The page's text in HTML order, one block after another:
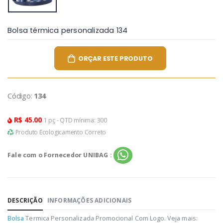
Bolsa térmica personalizada 134
ORÇAR ESTE PRODUTO
Código: 134
R$ 45.00 1 pç - QTD mínima: 300
Produto Ecologicamento Correto
Fale com o Fornecedor UNIBAG :
DESCRIÇÃO INFORMAÇÕES ADICIONAIS
Bolsa Termica Personalizada Promocional Com Logo. Veja mais: